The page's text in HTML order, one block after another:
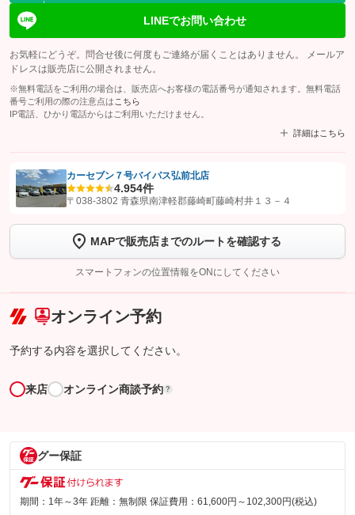
LINEでお問い合わせ
お気軽にどうぞ。問合せ後に何度もご連絡が届くことはありません。 メールア
ドレスは販売店に公開されません。
※無料電話をご利用の場合は、販売店へお客様の電話番号が通知されます。無料電話
番号ご利用の際の注意点は こちら
IP電話、ひかり電話からはご利用いただけません。
詳細はこちら
【STEP1】認証画面でグーネットを友だち追加してから「許可する」ボタンを押
トーク画面で
ボタンをタップして問い合わせを
完了してください。
こちら
カーセブン７号バイパス弘前北店
4.954件
〒038-3802 青森県南津軽郡藤崎町藤崎村井１３－４
MAPで販売店までのルートを確認する
スマートフォンの位置情報をONにしてください
オンライン予約
予約する内容を選択してください。
来店 オンライン商談予約 ?
グー保証
期間：1年～3年 距離：無制限 保証費用：61,600円～102,300円(税込)